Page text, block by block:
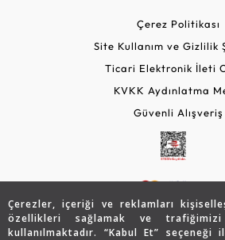
Çerezler, içeriği ve reklamları
özellikleri sağlamak ve
kullanılmaktadır. “Kabul Et”
Çerez Politikası
Site Kullanım ve Gizlilik
Ticari Elektronik İleti
KVKK Aydınlatma
Güvenli Alışveriş